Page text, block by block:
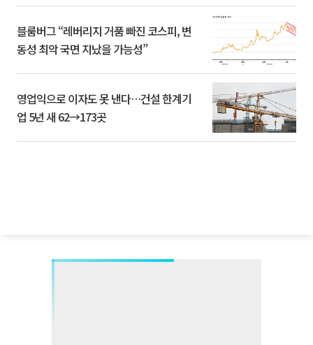
블룸버그 “레버리지 거품 빠진 코스피, 변
동성 최악 국면 지났을 가능성”
영업익으로 이자도 못 낸다…건설 한계기
업 5년 새 62→173곳